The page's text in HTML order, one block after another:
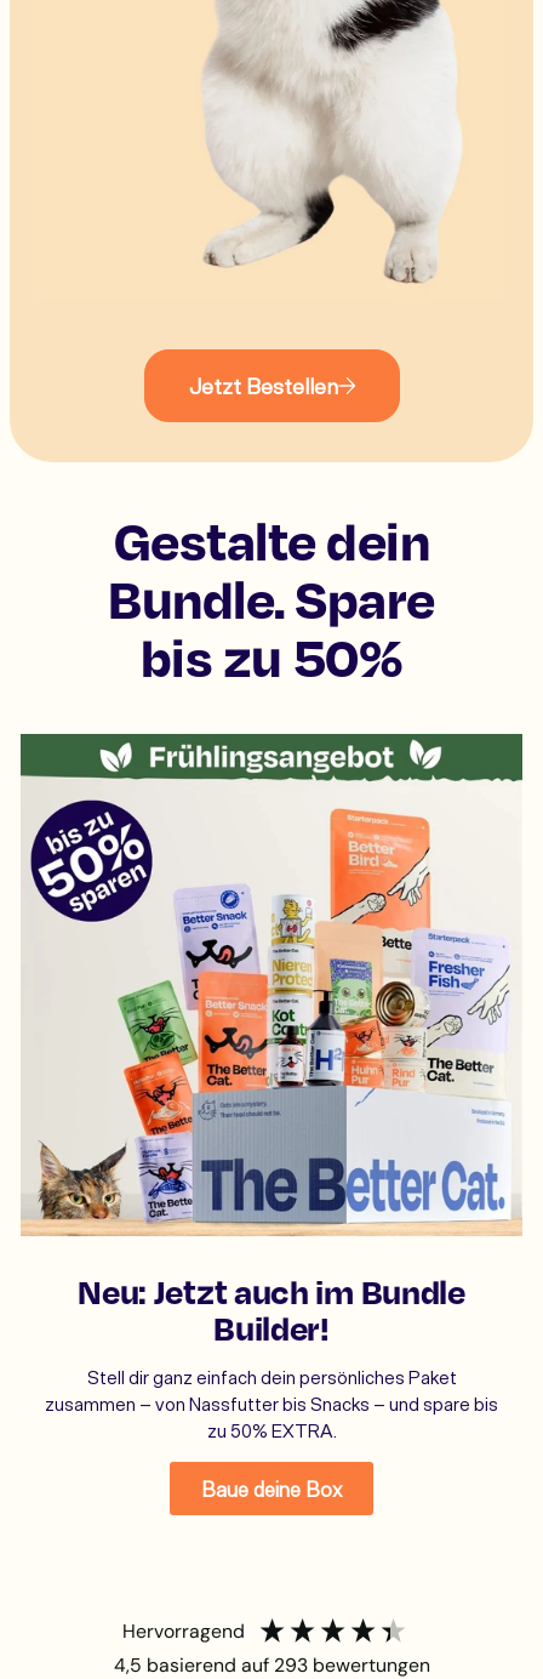
Jetzt Bestellen
Gestalte dein
Bundle. Spare
bis zu 50%
Neu: Jetzt auch im Bundle
Builder!
Stell dir ganz einfach dein persönliches Paket
zusammen – von Nassfutter bis Snacks – und spare bis
zu 50% EXTRA.
Baue deine Box
hervorragend
4,5 basierend auf 293bewertungen